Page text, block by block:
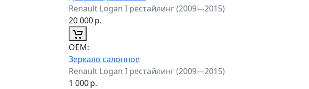
Renault Logan I рестайлинг (2009—2015)
20 000р.
ОЕМ:
Зеркало салонное
Renault Logan I рестайлинг (2009—2015)
1 000р.